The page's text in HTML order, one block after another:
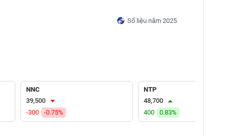
Số liệu năm 2025
NNC
39,500
-300
-0.75%
NTP
48,700
400
0.83%